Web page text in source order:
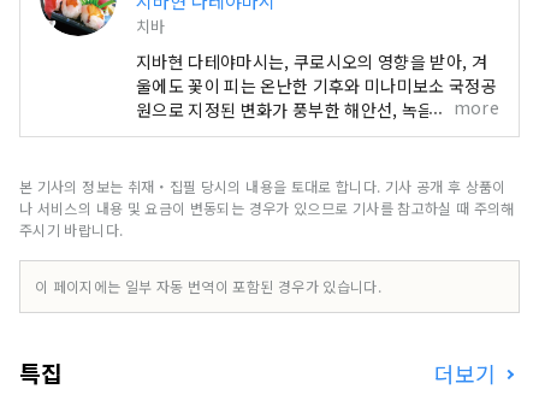
치바
지바현 다테야마시는, 쿠로시오의 영향을 받아, 겨
울에도 꽃이 피는 온난한 기후와 미나미보소 국정공
원으로 지정된 변화가 풍부한 해안선, 녹음이 넘치
는 야산이나 신선한 바다와 산의 행복이 풍부한 자
견전의 모델이 된 전국 다이묘 사토미씨 연고의 사
적 등이 남는 역사와 로망 감도는 거리이기도 합니
하게 치유 시간을 보내십시오.
more
본 기사의 정보는 취재・집필 당시의 내용을 토대로 합니다. 기사 공개 후 상품이
나 서비스의 내용 및 요금이 변동되는 경우가 있으므로 기사를 참고하실 때 주의해
주시기 바랍니다.
이 페이지에는 일부 자동 번역이 포함된 경우가 있습니다.
특집 더보기